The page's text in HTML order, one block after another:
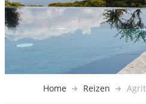
Home Reizen